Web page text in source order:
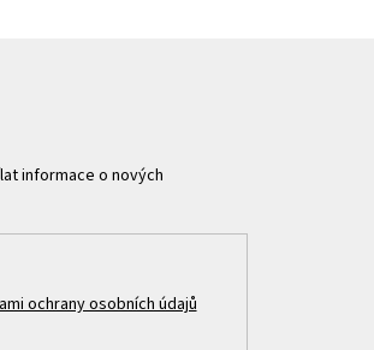
informace o nových
ochrany osobních údajů